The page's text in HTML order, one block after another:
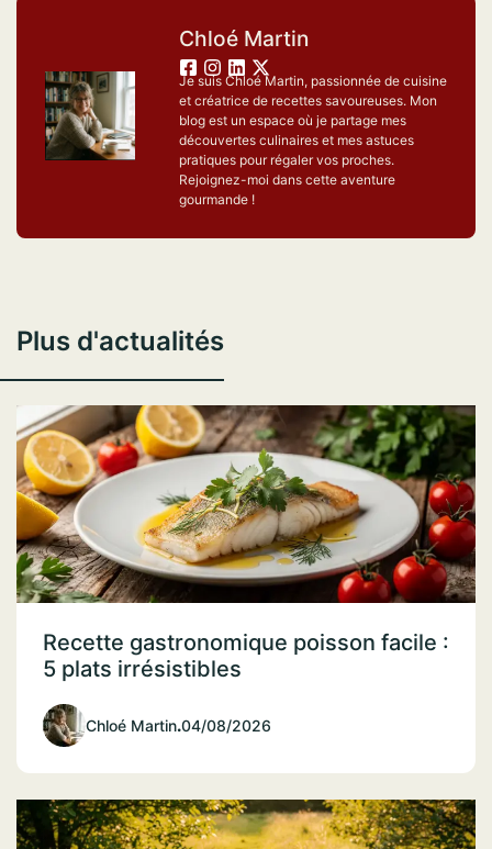
Chloé Martin
Je suis Chloé Martin, passionnée de cuisine
et créatrice de recettes savoureuses. Mon
blog est un espace où je partage mes
découvertes culinaires et mes astuces
pratiques pour régaler vos proches.
Rejoignez-moi dans cette aventure
gourmande !
Plus d'actualités
Recette gastronomique poisson facile :
5 plats irrésistibles
Chloé Martin.04/08/2026